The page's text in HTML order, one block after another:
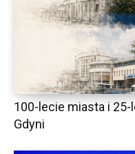
100-lecie miasta i
Gdyni